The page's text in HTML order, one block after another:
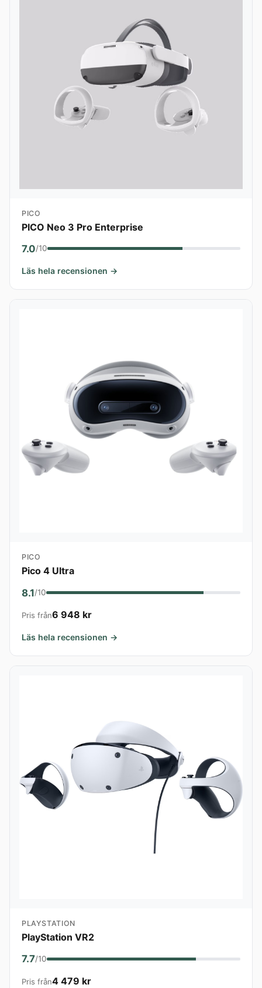
PICO
PICO Neo 3 Pro Enterprise
7.0/10
Läs hela recensionen →
PICO
Pico 4 Ultra
8.1/10
Pris från6 948 kr
Läs hela recensionen →
PLAYSTATION
PlayStation VR2
7.7/10
Pris från4 479 kr